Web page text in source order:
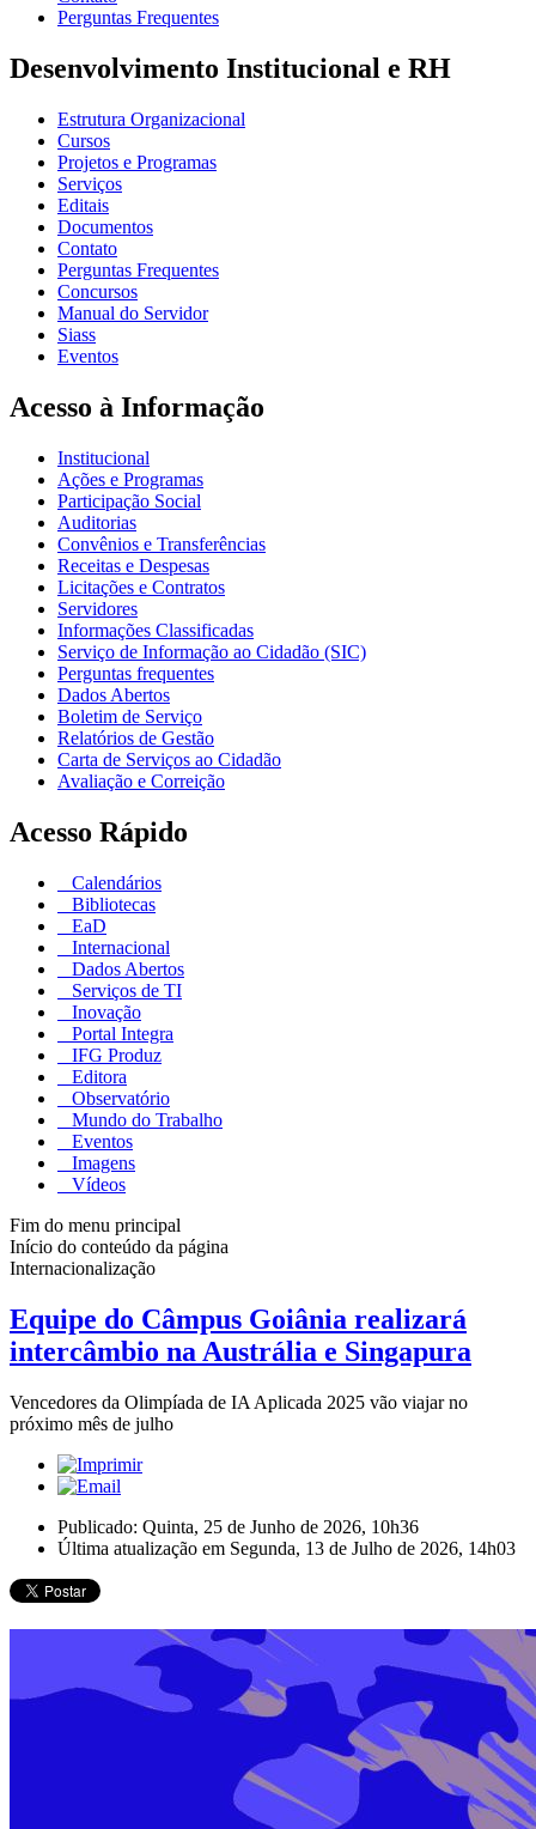
Perguntas Frequentes
Desenvolvimento Institucional e RH
Estrutura Organizacional
Cursos
Projetos e Programas
Serviços
Editais
Documentos
Contato
Perguntas Frequentes
Concursos
Manual do Servidor
Siass
Eventos
Acesso à Informação
Institucional
Ações e Programas
Participação Social
Auditorias
Convênios e Transferências
Receitas e Despesas
Licitações e Contratos
Servidores
Informações Classificadas
Serviço de Informação ao Cidadão (SIC)
Perguntas frequentes
Dados Abertos
Boletim de Serviço
Relatórios de Gestão
Carta de Serviços ao Cidadão
Avaliação e Correição
Acesso Rápido
Calendários
Bibliotecas
EaD
Internacional
Dados Abertos
Serviços de TI
Inovação
Portal Integra
IFG Produz
Editora
Observatório
Mundo do Trabalho
Eventos
Imagens
Vídeos
Fim do menu principal
Início do conteúdo da página
Internacionalização
Equipe do Câmpus Goiânia realizará
intercâmbio na Austrália e Singapura
Vencedores da Olimpíada de IA Aplicada 2025 vão viajar no
próximo mês de julho
Publicado: Quinta, 25 de Junho de 2026, 10h36
Última atualização em Segunda, 13 de Julho de 2026, 14h03